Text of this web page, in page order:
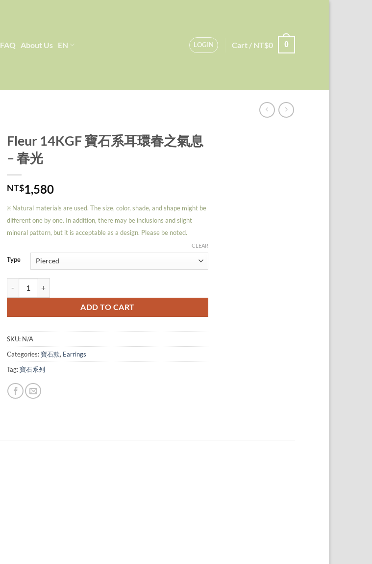
FAQ About Us EN LOGIN Cart / NT$0 0
Fleur 14KGF 寶石系耳環春之氣息
– 春光
NT$1,580
※Natural materials are used. The size, color, shade, and shape might be
different one by one. In addition, there may be inclusions and slight
mineral pattern, but it is acceptable as a design. Please be noted.
Type
CLEAR
ADD TO CART
SKU: N/A
Categories:寶石款, Earrings
Tag:寶石系列